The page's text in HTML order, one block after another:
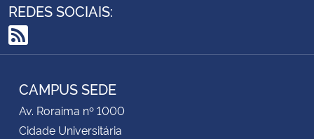
REDES SOCIAIS:
RSS
CAMPUS SEDE
Av. Roraima nº 1000
Cidade Universitária